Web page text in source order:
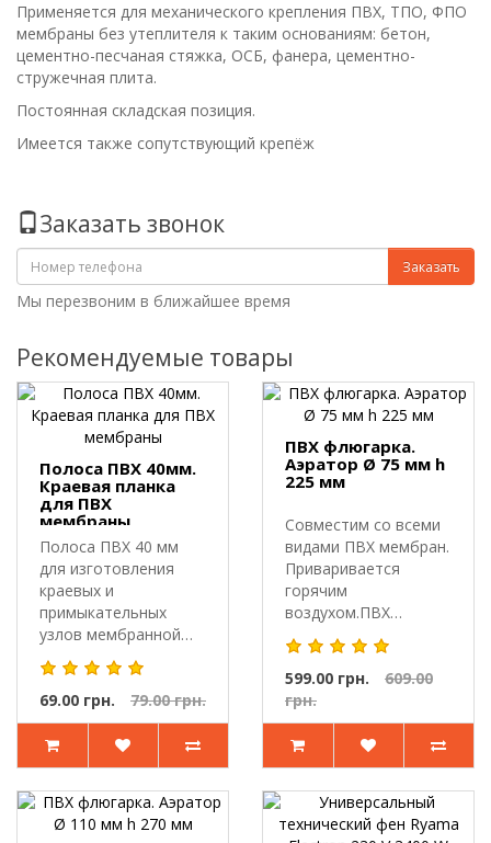
Применяется для механического крепления ПВХ, ТПО, ФПО
мембраны без утеплителя к таким основаниям: бетон,
цементно-песчаная стяжка, ОСБ, фанера, цементно-
стружечная плита.
Постоянная складская позиция.
Имеется также сопутствующий крепёж
Заказать звонок
Заказать
Мы перезвоним в ближайшее время
Рекомендуемые товары
Полоса ПВХ 40мм.
Краевая планка
для ПВХ
мембраны
Полоса ПВХ 40 мм
для изготовления
краевых и
примыкательных
узлов мембранной
кровли.Полоса ПВХ
40 мм ..
69.00 грн.
79.00 грн.
ПВХ флюгарка.
Аэратор Ø 75 мм h
225 мм
Совместим со всеми
видами ПВХ мембран.
Приваривается
горячим
воздухом.ПВХ
аэратор (флюгарка) Ø
75 мм..
599.00 грн.
609.00
грн.